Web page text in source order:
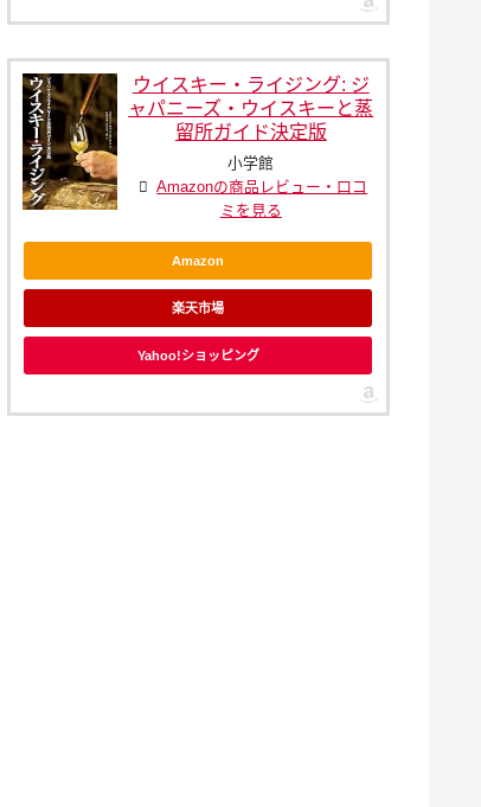
ウイスキー・ライジング: ジ
ャパニーズ・ウイスキーと蒸
留所ガイド決定版
小学館
Amazonの商品レビュー・口コ
ミを見る
Amazon
楽天市場
Yahoo!ショッピング